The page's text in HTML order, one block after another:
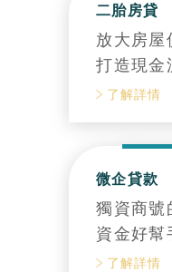
二胎房貸
放大房屋
打造現金
了解詳情
微企貸款
獨資商號
資金好幫
了解詳情